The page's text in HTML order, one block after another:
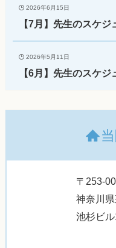
2026年6月15日
【7月】先生のスケジ
2026年5月11日
【6月】先生のスケジ
〒253-
神奈川
池杉ビ